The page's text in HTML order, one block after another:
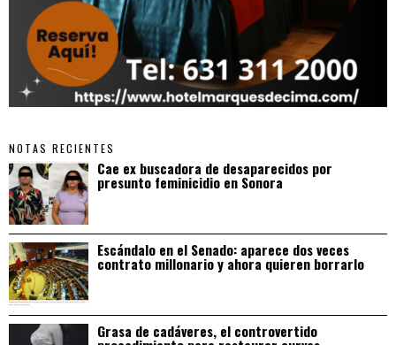
NOTAS RECIENTES
Cae ex buscadora de desaparecidos por
presunto feminicidio en Sonora
Escándalo en el Senado: aparece dos veces
contrato millonario y ahora quieren borrarlo
Grasa de cadáveres, el controvertido